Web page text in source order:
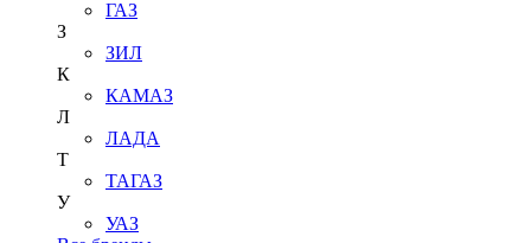
ГАЗ
З
ЗИЛ
К
КАМАЗ
Л
ЛАДА
Т
ТАГАЗ
У
УАЗ